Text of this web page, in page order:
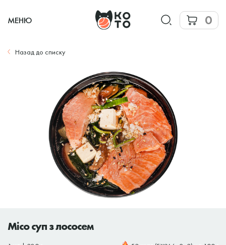
МЕНЮ 0
Назад до списку
Місо суп з лососем